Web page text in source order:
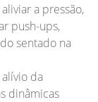
a pressão,
push-ups,
sentado na
da
dinâmicas